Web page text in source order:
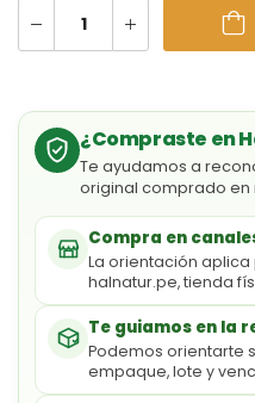
¿Compraste en
Te ayudamos a
original comprado en
Compra en
La orientación
halnatur.pe, tienda
Te guiamos en la
Podemos orientarte
empaque, lote y